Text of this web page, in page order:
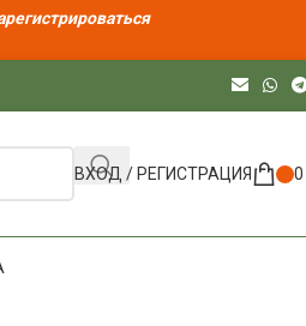
ВХОД / РЕГИСТРАЦИЯ 0